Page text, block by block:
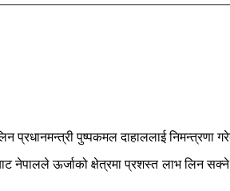
प्रधानमन्त्री पुष्पकमल दाहाललाई निमन्त्रणा
नेपालले ऊर्जाको क्षेत्रमा प्रशस्त लाभ लिन